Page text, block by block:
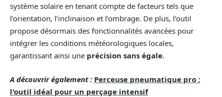
système solaire en tenant compte de facteurs tels que
l’orientation, l’inclinaison et l’ombrage. De plus, l’outil
propose désormais des fonctionnalités avancées pour
intégrer les conditions météorologiques locales,
garantissant ainsi une précision sans égale.
A découvrir également : Perceuse pneumatique pro :
l'outil idéal pour un perçage intensif